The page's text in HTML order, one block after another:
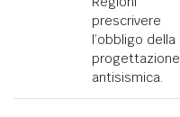
prescrivere
l’obbligo della
progettazione
antisismica.